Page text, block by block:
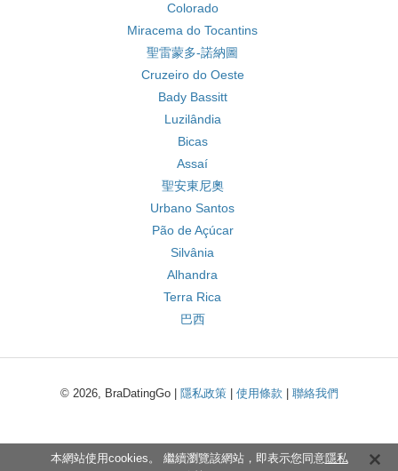
Colorado
Miracema do Tocantins
聖雷蒙多-諾納圖
Cruzeiro do Oeste
Bady Bassitt
Luzilândia
Bicas
Assaí
聖安東尼奧
Urbano Santos
Pão de Açúcar
Silvânia
Alhandra
Terra Rica
巴西
© 2026, BraDatingGo | 隱私政策| 使用條款 聯絡我們
本網站使用cookies。 繼續瀏覽該網站，即表示您同意隱私